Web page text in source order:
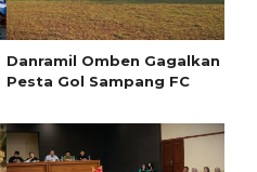
Danramil Omben Gagalkan
Pesta Gol Sampang FC